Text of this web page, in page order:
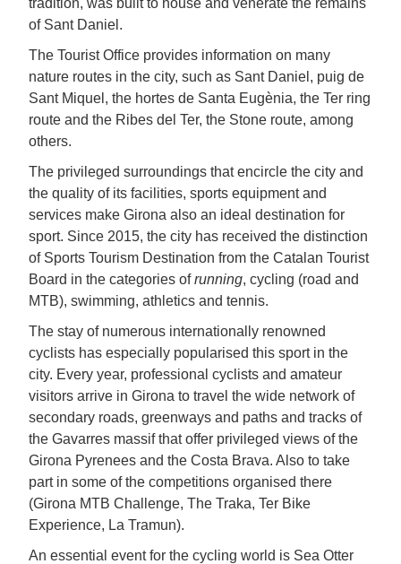
tradition, was built to house and venerate the remains
of Sant Daniel.
The Tourist Office provides information on many
nature routes in the city, such as Sant Daniel, puig de
Sant Miquel, the hortes de Santa Eugènia, the Ter ring
route and the Ribes del Ter, the Stone route, among
others.
The privileged surroundings that encircle the city and
the quality of its facilities, sports equipment and
services make Girona also an ideal destination for
sport. Since 2015, the city has received the distinction
of Sports Tourism Destination from the Catalan Tourist
Board in the categories ofrunning, cycling (road and
MTB), swimming, athletics and tennis.
The stay of numerous internationally renowned
cyclists has especially popularised this sport in the
city. Every year, professional cyclists and amateur
visitors arrive in Girona to travel the wide network of
secondary roads, greenways and paths and tracks of
the Gavarres massif that offer privileged views of the
Girona Pyrenees and the Costa Brava. Also to take
part in some of the competitions organised there
(Girona MTB Challenge, The Traka, Ter Bike
Experience, La Tramun).
An essential event for the cycling world is Sea Otter